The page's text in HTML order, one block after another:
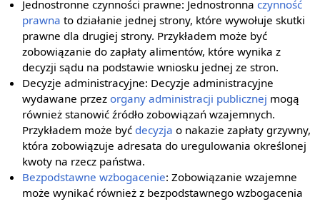
Jednostronne czynności prawne: Jednostronnaczynność
prawna to działanie jednej strony, które wywołuje skutki
prawne dla drugiej strony. Przykładem może być
zobowiązanie do zapłaty alimentów, które wynika z
decyzji sądu na podstawie wniosku jednej ze stron.
Decyzje administracyjne: Decyzje administracyjne
wydawane przezorgany administracji publicznej mogą
również stanowić źródło zobowiązań wzajemnych.
Przykładem może być decyzja o nakazie zapłaty grzywny,
która zobowiązuje adresata do uregulowania określonej
kwoty na rzecz państwa.
Bezpodstawne wzbogacenie: Zobowiązanie wzajemne
może wynikać również z bezpodstawnego wzbogacenia